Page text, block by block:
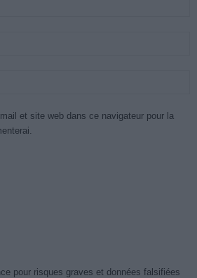
et site web dans ce navigateur pour la
pour risques graves et données falsifiées